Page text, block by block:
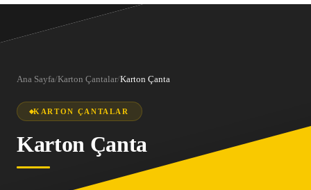
Ana Sayfa/Karton Çantalar/Karton Çanta
KARTON ÇANTALAR
Karton Çanta